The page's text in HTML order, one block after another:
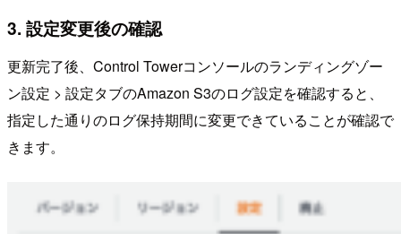
3. 設定変更後の確認
更新完了後、Control Towerコンソールのランディングゾー
ン設定 > 設定タブのAmazon S3のログ設定を確認すると、
指定した通りのログ保持期間に変更できていることが確認で
きます。